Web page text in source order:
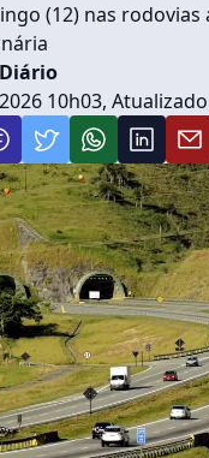
(12) nas
10h03,